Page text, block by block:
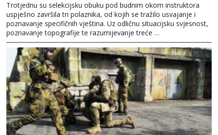
Trotjednu su selekcijsku obuku pod budnim okom instruktora
uspješno završila tri polaznika, od kojih se tražilo usvajanje i
poznavanje specifičnih vještina. Uz odličnu situacijsku svjesnost,
poznavanje topografije te razumijevanje treće …